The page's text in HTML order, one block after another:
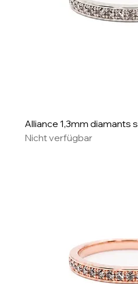
Alliance 1,3mm diamants
Nicht verfügbar